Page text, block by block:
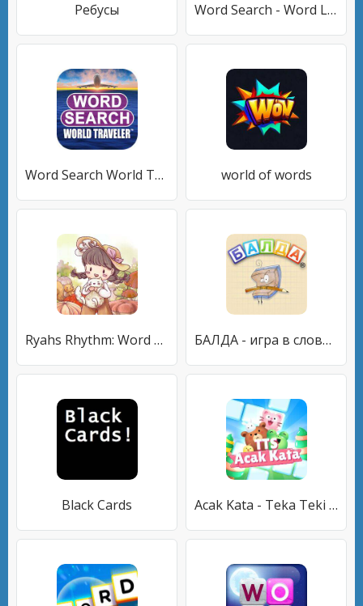
Ребусы Word Search - Word Link
Word Search World Traveler world of words
Ryahs Rhythm: Word Puzzles БАЛДА - игра в слова онлайн
Black Cards Acak Kata - Teka Teki Silang